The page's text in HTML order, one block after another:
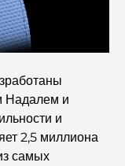
путешествие
Creek Harbour,
путеводитель
Надалем и
и
2,5 миллиона
самых